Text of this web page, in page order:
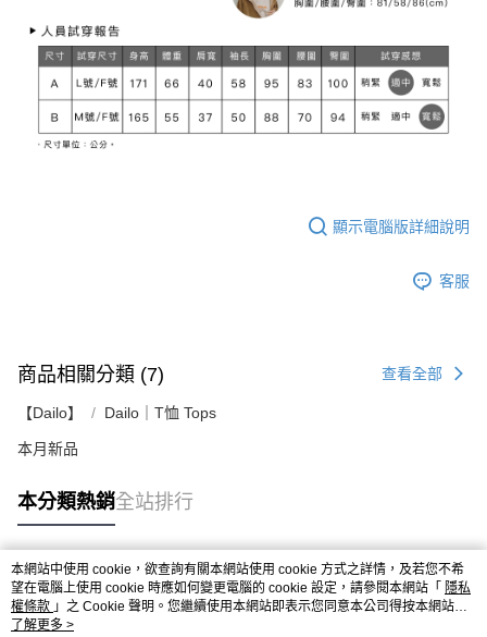
顯示電腦版詳細說明
客服
商品相關分類 (7) 查看全部
【Dailo】 Dailo｜T恤 Tops
本月新品
本分類熱銷全站排行
熱門標籤
本網站中使用 cookie，欲查詢有關本網站使用 cookie 方式之詳情，及若您不希
望在電腦上使用 cookie 時應如何變更電腦的 cookie 設定，請參閱本網站「 隱私
權條款 」之 Cookie 聲明。您繼續使用本網站即表示您同意本公司得按本網站使
用條款之 Cookie 聲明使用 cookie。
了解更多 >